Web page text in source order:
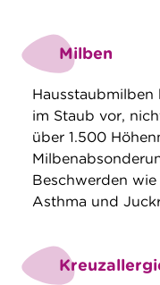
Milben
im Staub vor,
über 1.500
Beschwerden
Asthma und